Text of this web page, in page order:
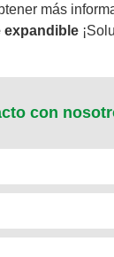
más
expandible
con